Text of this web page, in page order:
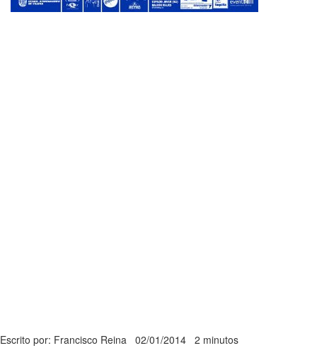
Escrito por: Francisco Reina 02/01/2014 2 minutos